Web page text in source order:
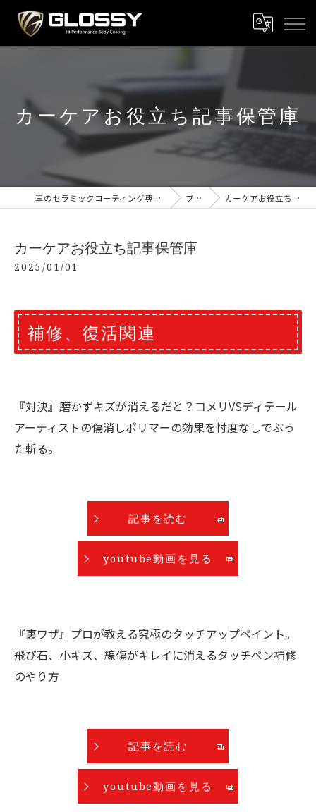
カーケアお役立ち記事保管庫
車のセラミックコーティング専門店 GLOSSY新潟 ブログ カーケアお役立ち記事保管庫
カーケアお役立ち記事保管庫
2025/01/01
補修、復活関連
『対決』磨かずキズが消えるだと？コメリVSディテール
アーティストの傷消しポリマーの効果を忖度なしでぶっ
た斬る。
記事を読む
youtube動画を見る
『裏ワザ』プロが教える究極のタッチアップペイント。
飛び石、小キズ、線傷がキレイに消えるタッチペン補修
のやり方
記事を読む
youtube動画を見る